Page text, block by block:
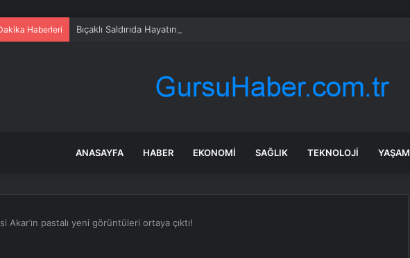
Haberleri Bıçaklı Saldırıda Hayatını Kaybeden Selçuk Karaman’ın Ailesi AYM’ye Başvurdu
ANASAYFA HABER EKONOMI SAĞLIK TEKNOLOJI YAŞAM
Akar’ın pastalı yeni görüntüleri ortaya çıktı!